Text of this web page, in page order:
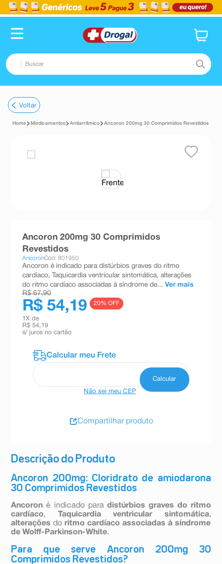
Buscar
1º fralda
pampers confort sec max
teste gravidez
esmalte
10ºabsorvente
Voltar
Medicamentos Antiarrítmico Ancoron 200mg 30 Comprimidos Revestidos
Descrição do Produto
Ancoron 200mg: Cloridrato de amiodarona
30 Comprimidos Revestidos
Ancoron é indicado paradistúrbios graves do ritmo
cardíaco, Taquicardia ventricular sintomática,
alterações do ritmo cardíaco associadas à síndrome
de Wolff-Parkinson-White.
Para que serve Ancoron 200mg 30
Comprimidos Revestidos?
Ancoron 200mg 30 Comprimidos
Revestidos
AncoronCód: 801950
Ancoron é indicado para distúrbios graves do ritmo
cardíaco, Taquicardia ventricular sintomática, alterações
do ritmo cardíaco associadas à síndrome de... Ver mais
R$ 67,90
R$ 54,19 20% OFF
1 X de
R$ 54,19
s/ juros no cartão
Não sei meu CEP
Compartilhar produto